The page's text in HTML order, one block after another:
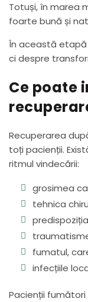
Totuși, în marea
foarte bună și
În această etapă
ci despre
Ce poate
Recuperarea
toți pacienții.
ritmul vindecării:
grosimea
tehnica
fumatul,
infecțiile
Pacienții